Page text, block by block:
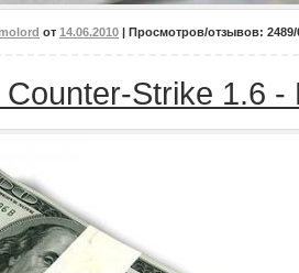
от 14.06.2010 | Просмотров/отзывов: 2489/
Strike 1.6 -